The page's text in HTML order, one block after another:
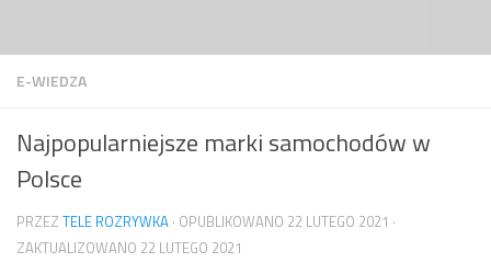
E-WIEDZA
Najpopularniejsze marki samochodów w
Polsce
PRZEZ TELE ROZRYWKA · OPUBLIKOWANO 22 LUTEGO 2021 ·
ZAKTUALIZOWANO 22 LUTEGO 2021